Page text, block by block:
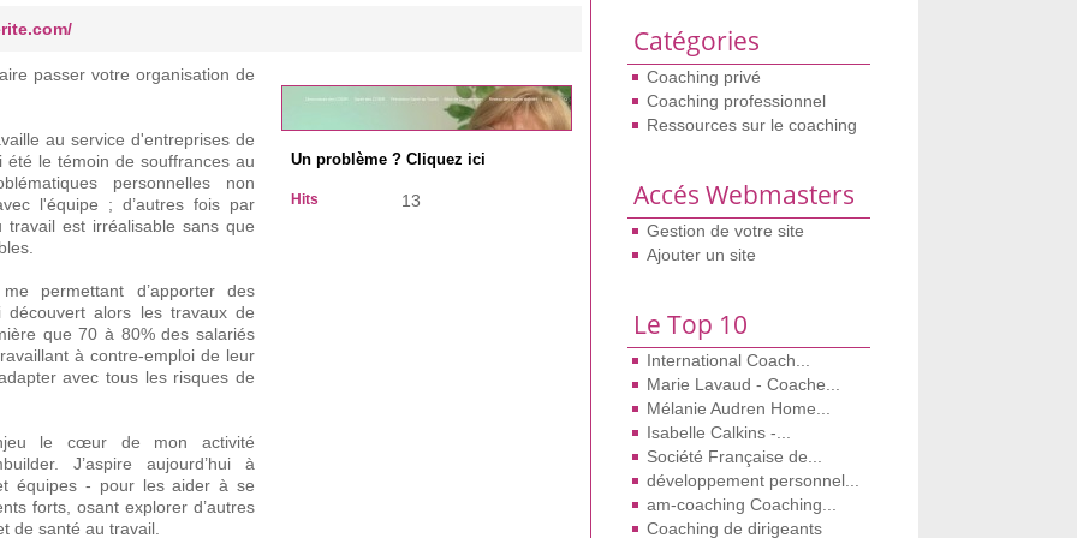
Catégories
Coaching privé
Coaching professionnel
Ressources sur le coaching
Accés Webmasters
Gestion de votre site
Ajouter un site
Le Top 10
International Coach...
Marie Lavaud - Coache...
Mélanie Audren Home...
Isabelle Calkins -...
Société Française de...
développement personnel...
am-coaching Coaching...
Coaching de dirigeants
passer votre organisation de
au service d'entreprises de
été le témoin de souffrances au
personnelles non
l'équipe ; d’autres fois par
travail est irréalisable sans que
permettant d’apporter des
découvert alors les travaux de
que 70 à 80% des salariés
à contre-emploi de leur
avec tous les risques de
le cœur de mon activité
J’aspire aujourd’hui à
équipes - pour les aider à se
forts, osant explorer d’autres
de santé au travail.
Un problème ? Cliquez ici
Hits 13